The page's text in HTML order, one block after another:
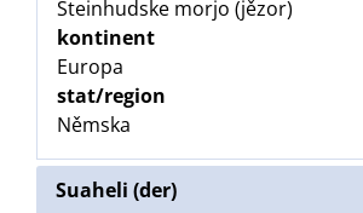
Steinhudske morjo (jězor)
kontinent
Europa
stat/region
Němska
Suaheli (der)